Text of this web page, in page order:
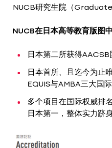
NUCB研究生院（
NUCB在日本高等教育版图
日本第二所获得
日本首所、且迄今为止
EQUIS与AMBA三大国
多个项目在国际权威排
日本第一，整体实力跻